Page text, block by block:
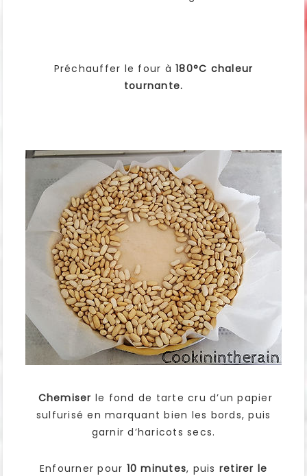
Préchauffer le four à180°C chaleur
tournante.
Chemiser le fond de tarte cru d’un papier
sulfurisé en marquant bien les bords, puis
garnir d’haricots secs.
Enfourner pour 10 minutes, puis retirer le